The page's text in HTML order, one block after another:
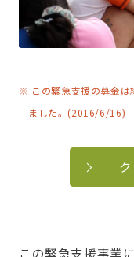
※ この緊急支援の募金は
ました。(2016/6/16)
この緊急支援事業